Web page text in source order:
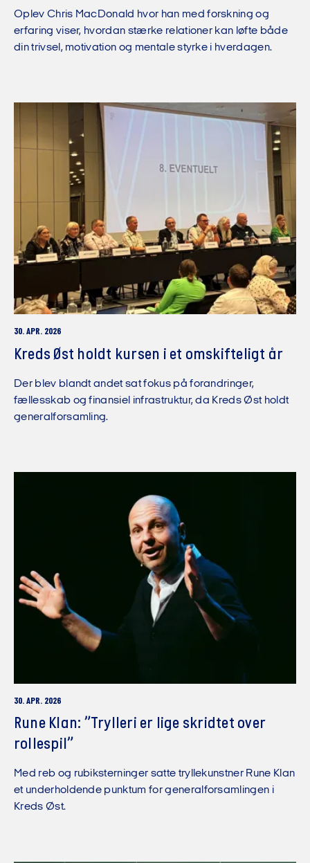
Oplev Chris MacDonald hvor han med forskning og
erfaring viser, hvordan stærke relationer kan løfte både
din trivsel, motivation og mentale styrke i hverdagen.
30. APR. 2026
Kreds Øst holdt kursen i et omskifteligt år
Der blev blandt andet sat fokus på forandringer,
fællesskab og finansiel infrastruktur, da Kreds Øst holdt
generalforsamling.
30. APR. 2026
Rune Klan: ”Trylleri er lige skridtet over
rollespil”
Med reb og rubiksterninger satte tryllekunstner Rune Klan
et underholdende punktum for generalforsamlingen i
Kreds Øst.